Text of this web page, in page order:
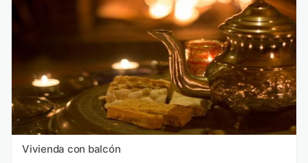
Vivienda con balcón